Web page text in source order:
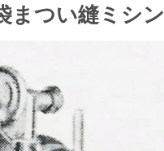
まつい縫ミシン